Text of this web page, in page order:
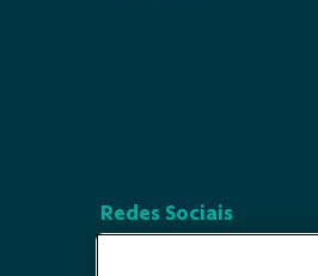
Redes Sociais